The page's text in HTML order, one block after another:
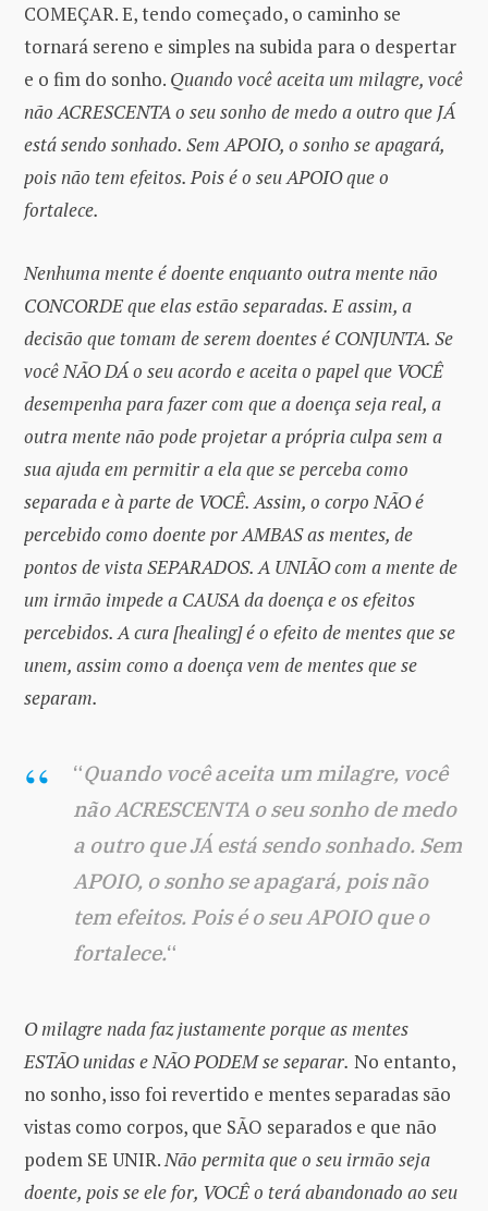
COMEÇAR. E, tendo começado, o caminho se
tornará sereno e simples na subida para o despertar
e o fim do sonho. Quando você aceita um milagre, você
não ACRESCENTA o seu sonho de medo a outro que JÁ
está sendo sonhado. Sem APOIO, o sonho se apagará,
pois não tem efeitos. Pois é o seu APOIO que o
fortalece.
Nenhuma mente é doente enquanto outra mente não
CONCORDE que elas estão separadas. E assim, a
decisão que tomam de serem doentes é CONJUNTA. Se
você NÃO DÁ o seu acordo e aceita o papel que VOCÊ
desempenha para fazer com que a doença seja real, a
outra mente não pode projetar a própria culpa sem a
sua ajuda em permitir a ela que se perceba como
separada e à parte de VOCÊ. Assim, o corpo NÃO é
percebido como doente por AMBAS as mentes, de
pontos de vista SEPARADOS. A UNIÃO com a mente de
um irmão impede a CAUSA da doença e os efeitos
percebidos. A cura [healing] é o efeito de mentes que se
unem, assim como a doença vem de mentes que se
separam.
“Quando você aceita um milagre, você
não ACRESCENTA o seu sonho de medo
a outro que JÁ está sendo sonhado. Sem
APOIO, o sonho se apagará, pois não
tem efeitos. Pois é o seu APOIO que o
fortalece.“
O milagre nada faz justamente porque as mentes
ESTÃO unidas e NÃO PODEM se separar. No entanto,
no sonho, isso foi revertido e mentes separadas são
vistas como corpos, que SÃO separados e que não
podem SE UNIR.Não permita que o seu irmão seja
doente, pois se ele for, VOCÊ o terá abandonado ao seu